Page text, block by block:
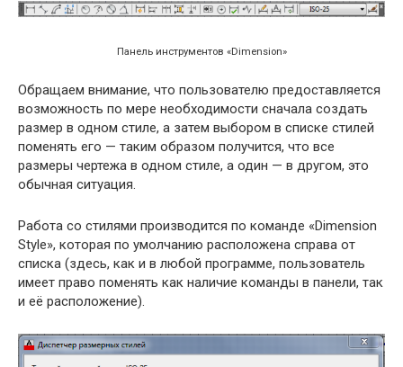
Панель инструментов «Dimension»
Обращаем внимание, что пользователю предоставляется
возможность по мере необходимости сначала создать
размер в одном стиле, а затем выбором в списке стилей
поменять его — таким образом получится, что все
размеры чертежа в одном стиле, а один — в другом, это
обычная ситуация.
Работа со стилями производится по команде «Dimension
Style», которая по умолчанию расположена справа от
списка (здесь, как и в любой программе, пользователь
имеет право поменять как наличие команды в панели, так
и её расположение).